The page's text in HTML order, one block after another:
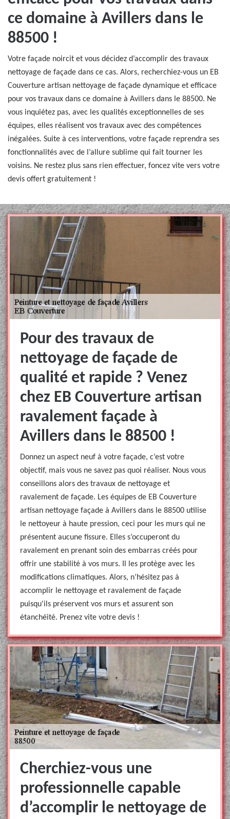
ce domaine à Avillers dans le
88500 !
Votre façade noircit et vous décidez d’accomplir des travaux
nettoyage de façade dans ce cas. Alors, recherchiez-vous un EB
Couverture artisan nettoyage de façade dynamique et efficace
pour vos travaux dans ce domaine à Avillers dans le 88500. Ne
vous inquiétez pas, avec les qualités exceptionnelles de ses
équipes, elles réalisent vos travaux avec des compétences
inégalées. Suite à ces interventions, votre façade reprendra ses
fonctionnalités avec de l’allure sublime qui fait tourner les
voisins. Ne restez plus sans rien effectuer, foncez vite vers votre
devis offert gratuitement !
Pour des travaux de
nettoyage de façade de
qualité et rapide ? Venez
chez EB Couverture artisan
ravalement façade à
Avillers dans le 88500 !
Donnez un aspect neuf à votre façade, c’est votre
objectif, mais vous ne savez pas quoi réaliser. Nous vous
conseillons alors des travaux de nettoyage et
ravalement de façade. Les équipes de EB Couverture
artisan nettoyage façade à Avillers dans le 88500 utilise
le nettoyeur à haute pression, ceci pour les murs qui ne
présentent aucune fissure. Elles s’occuperont du
ravalement en prenant soin des embarras créés pour
offrir une stabilité à vos murs. Il les protège avec les
modifications climatiques. Alors, n’hésitez pas à
accomplir le nettoyage et ravalement de façade
puisqu'ils préservent vos murs et assurent son
étanchéité. Prenez vite votre devis !
Cherchiez-vous une
professionnelle capable
d’accomplir le nettoyage de